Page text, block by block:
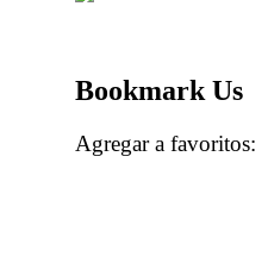
Bookmark Us
Agregar a